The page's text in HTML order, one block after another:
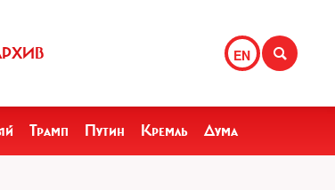
EN
Трамп Путин Кремль Дума